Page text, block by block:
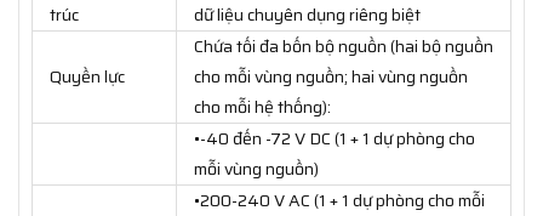
trúc
dữ liệu chuyên dụng riêng biệt
Quyền lực
Chứa tối đa bốn bộ nguồn (hai bộ nguồn
cho mỗi vùng nguồn; hai vùng nguồn
cho mỗi hệ thống):
•-40 đến -72 V DC (1 + 1 dự phòng cho
mỗi vùng nguồn)
•200-240 V AC (1 + 1 dự phòng cho mỗi